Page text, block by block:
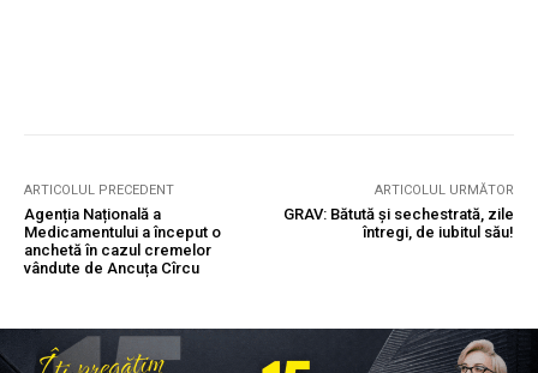
ARTICOLUL PRECEDENT
Agenția Națională a
Medicamentului a început o
anchetă în cazul cremelor
vândute de Ancuța Cîrcu
ARTICOLUL URMĂTOR
GRAV: Bătută și sechestrată, zile
întregi, de iubitul său!